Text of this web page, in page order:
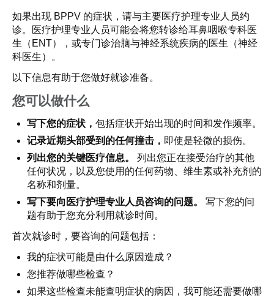
如果出现 BPPV 的症状，请与主要医疗护理专业人员约
诊。医疗护理专业人员可能会将您转诊给耳鼻咽喉专科医
生（ENT），或专门诊治脑与神经系统疾病的医生（神经
科医生）。
以下信息有助于您做好就诊准备。
您可以做什么
写下您的症状， 包括症状开始出现的时间和发作频率。
记录近期头部受到的任何撞击， 即使是轻微的损伤。
列出您的关键医疗信息。
列出您正在接受治疗的其他
任何状况，以及您使用的任何药物、维生素或补充剂的
名称和剂量。
写下要向医疗护理专业人员咨询的问题。
写下您的问
题有助于您充分利用就诊时间。
首次就诊时，要咨询的问题包括：
我的症状可能是由什么原因造成？
您推荐做哪些检查？
如果这些检查未能查明症状的病因，我可能还需要做哪